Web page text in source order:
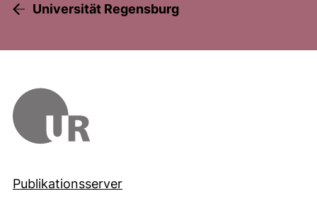
Universität Regensburg
Publikationsserver